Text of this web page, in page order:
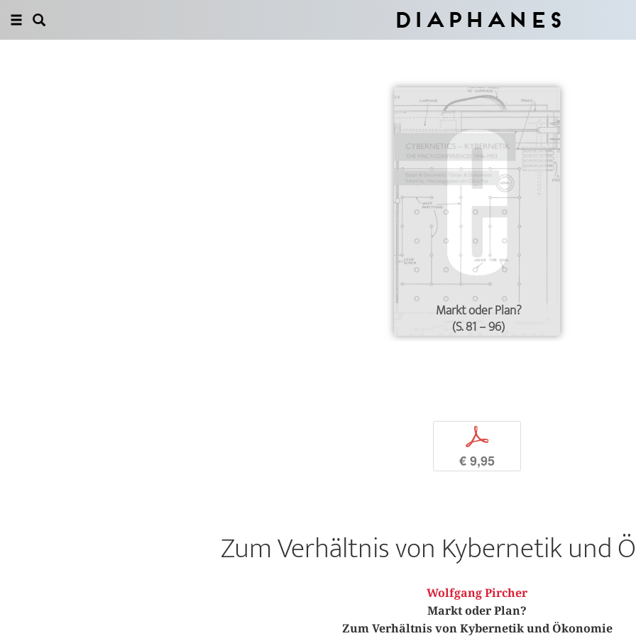
Diaphanes
Markt oder Plan?
(S. 81 – 96)
p
€ 9,95
Zum Verhältnis von Kybernetik und
Wolfgang Pircher
Markt oder Plan?
Zum Verhältnis von Kybernetik und Ökonomie